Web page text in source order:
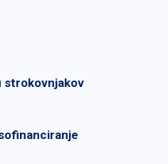
strokovnjakov